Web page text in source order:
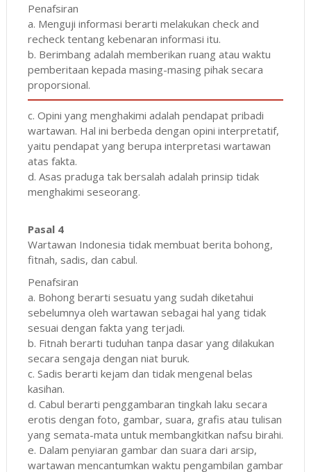
Penafsiran
a. Menguji informasi berarti melakukan check and
recheck tentang kebenaran informasi itu.
b. Berimbang adalah memberikan ruang atau waktu
pemberitaan kepada masing-masing pihak secara
proporsional.
c. Opini yang menghakimi adalah pendapat pribadi
wartawan. Hal ini berbeda dengan opini interpretatif,
yaitu pendapat yang berupa interpretasi wartawan
atas fakta.
d. Asas praduga tak bersalah adalah prinsip tidak
menghakimi seseorang.
Pasal 4
Wartawan Indonesia tidak membuat berita bohong,
fitnah, sadis, dan cabul.
Penafsiran
a. Bohong berarti sesuatu yang sudah diketahui
sebelumnya oleh wartawan sebagai hal yang tidak
sesuai dengan fakta yang terjadi.
b. Fitnah berarti tuduhan tanpa dasar yang dilakukan
secara sengaja dengan niat buruk.
c. Sadis berarti kejam dan tidak mengenal belas
kasihan.
d. Cabul berarti penggambaran tingkah laku secara
erotis dengan foto, gambar, suara, grafis atau tulisan
yang semata-mata untuk membangkitkan nafsu birahi.
e. Dalam penyiaran gambar dan suara dari arsip,
wartawan mencantumkan waktu pengambilan gambar